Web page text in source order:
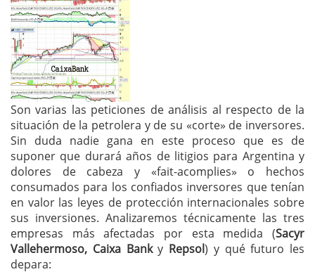
Son varias las peticiones de análisis al respecto de la
situación de la petrolera y de su «corte» de inversores.
Sin duda nadie gana en este proceso que es de
suponer que durará años de litigios para Argentina y
dolores de cabeza y «fait-acomplies» o hechos
consumados para los confiados inversores que tenían
en valor las leyes de protección internacionales sobre
sus inversiones. Analizaremos técnicamente las tres
empresas más afectadas por esta medida (Sacyr
Vallehermoso, Caixa Banky Repsol) y qué futuro les
depara: